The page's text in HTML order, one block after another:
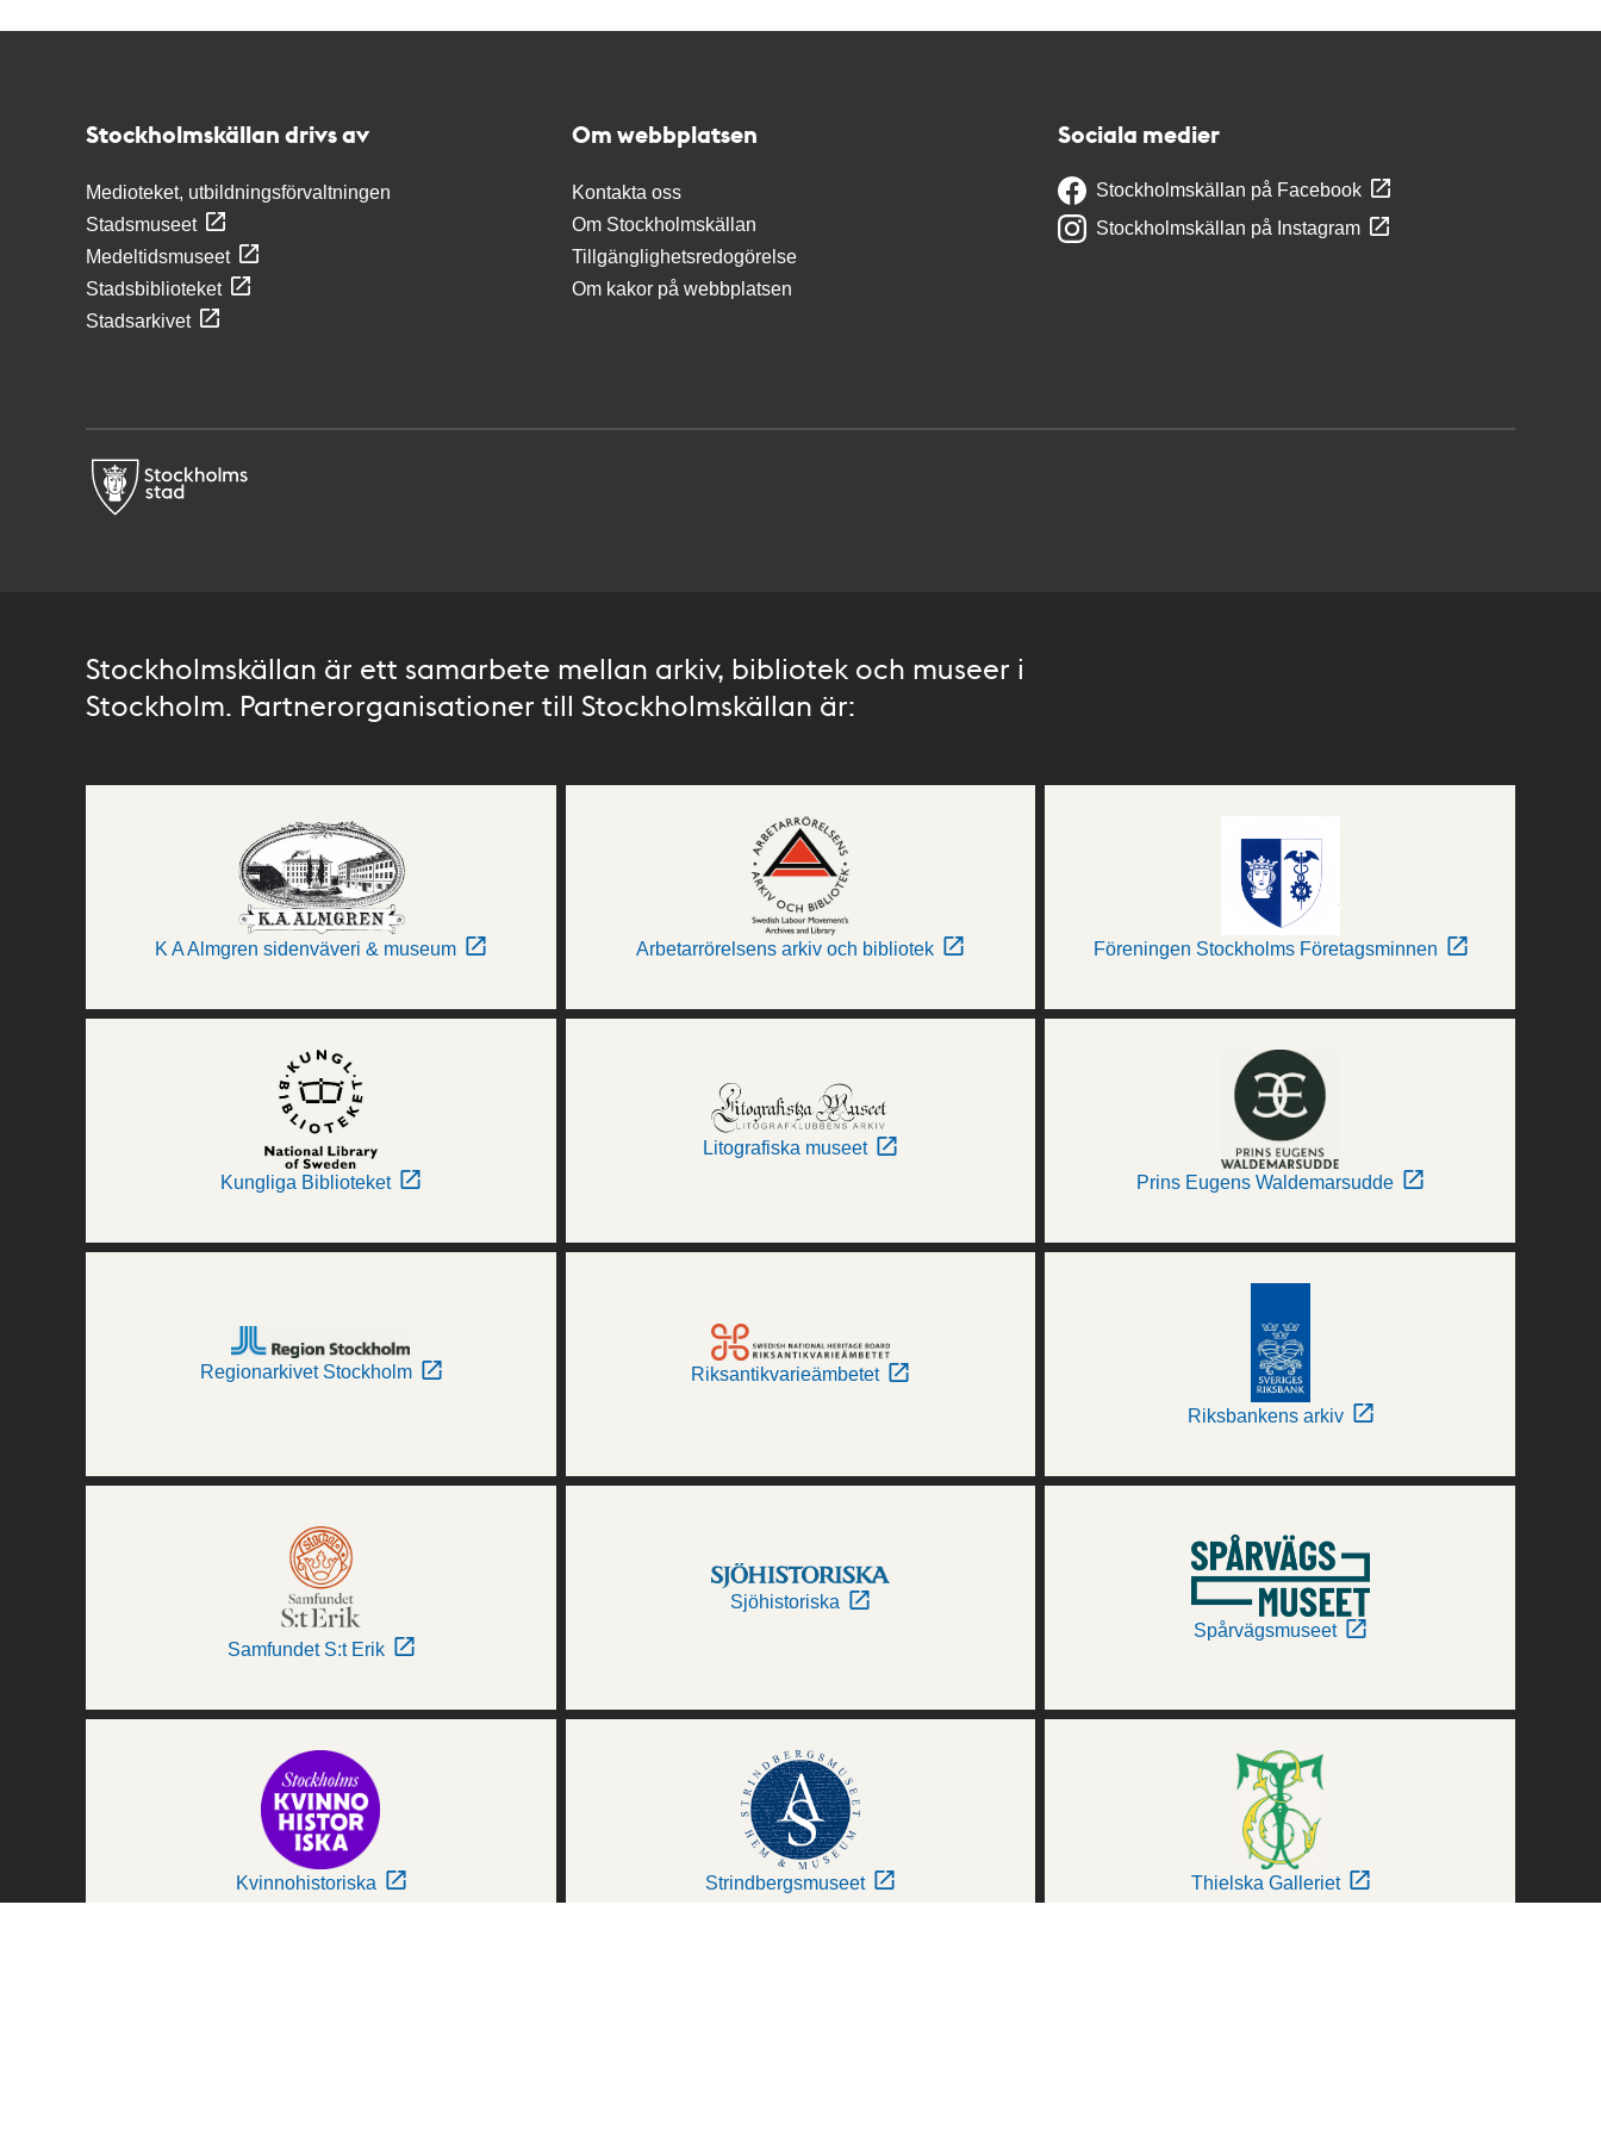
Stockholmskällan drivs av
Medioteket, utbildningsförvaltningen
Stadsmuseet
Medeltidsmuseet
Stadsbiblioteket
Stadsarkivet
Om webbplatsen
Kontakta oss
Om Stockholmskällan
Tillgänglighetsredogörelse
Om kakor på webbplatsen
Sociala medier
Stockholmskällan på Facebook
Stockholmskällan på Instagram
Stockholmskällan är ett samarbete mellan arkiv, bibliotek och museer i
Stockholm. Partnerorganisationer till Stockholmskällan är:
K A Almgren sidenväveri & museum Arbetarrörelsens arkiv och bibliotek Föreningen Stockholms Företagsminnen
Kungliga Biblioteket
Litografiska museet
Prins Eugens Waldemarsudde
Regionarkivet Stockholm Riksantikvarieämbetet
Riksbankens arkiv
Samfundet S:t Erik
Sjöhistoriska
Spårvägsmuseet
Kvinnohistoriska Strindbergsmuseet Thielska Galleriet